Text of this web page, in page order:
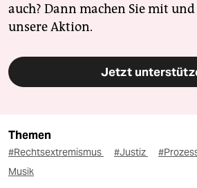
auch? Dann machen Sie mit
unsere Aktion.
Jetzt
Themen
#Rechtsextremismus #Justiz
Musik